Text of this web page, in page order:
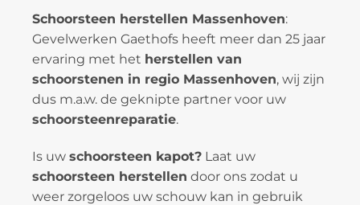
Schoorsteen herstellen Massenhoven:
Gevelwerken Gaethofs heeft meer dan 25 jaar
ervaring met het herstellen van
schoorstenen in regio Massenhoven, wij zijn
dus m.a.w. de geknipte partner voor uw
schoorsteenreparatie.
Is uw schoorsteen kapot? Laat uw
schoorsteen herstellen door ons zodat u
weer zorgeloos uw schouw kan in gebruik